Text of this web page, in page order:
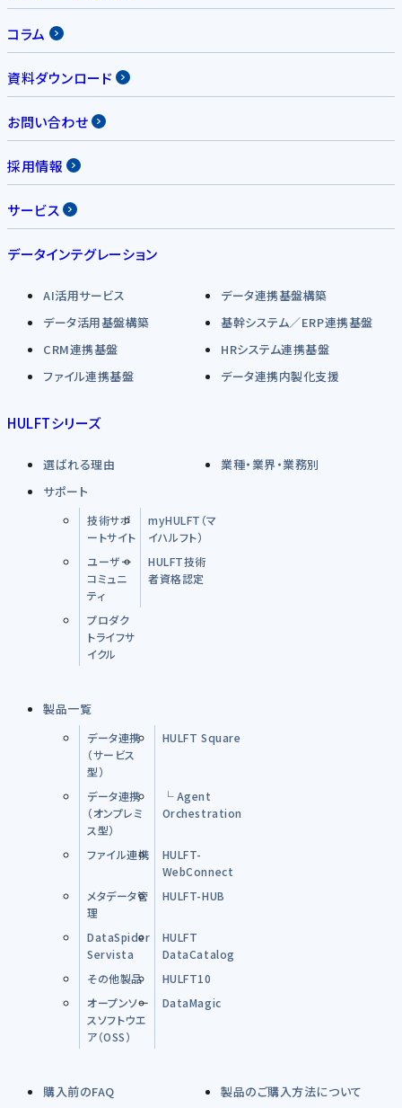
コラム
資料ダウンロード
お問い合わせ
採用情報
サービス
データインテグレーション
AI活用サービス
データ連携基盤構築
データ活用基盤構築
基幹システム／ERP連携基盤
CRM連携基盤
HRシステム連携基盤
ファイル連携基盤
データ連携内製化支援
HULFTシリーズ
選ばれる理由
業種・業界・業務別
サポート
技術サポ
ートサイト
myHULFT（マ
イハルフト）
ユーザー
コミュニ
ティ
HULFT技術
者資格認定
プロダク
トライフサ
イクル
製品一覧
データ連携
（サービス
型）
HULFT Square
データ連携
（オンプレミ
ス型）
└ Agent
Orchestration
ファイル連携
HULFT-
WebConnect
メタデータ管
理
HULFT-HUB
DataSpider
Servista
HULFT
DataCatalog
その他製品
HULFT10
オープンソー
スソフトウエ
ア（OSS）
DataMagic
購入前のFAQ 製品のご購入方法について